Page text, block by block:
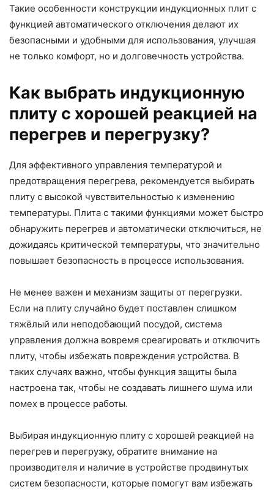
Такие особенности конструкции индукционных плит с
функцией автоматического отключения делают их
безопасными и удобными для использования, улучшая
не только комфорт, но и долговечность устройства.
Как выбрать индукционную
плиту с хорошей реакцией на
перегрев и перегрузку?
Для эффективного управления температурой и
предотвращения перегрева, рекомендуется выбирать
плиту с высокой чувствительностью к изменению
температуры. Плита с такими функциями может быстро
обнаружить перегрев и автоматически отключиться, не
дожидаясь критической температуры, что значительно
повышает безопасность в процессе использования.
Не менее важен и механизм защиты от перегрузки.
Если на плиту случайно будет поставлен слишком
тяжёлый или неподобающий посудой, система
управления должна вовремя среагировать и отключить
плиту, чтобы избежать повреждения устройства. В
таких случаях важно, чтобы функция защиты была
настроена так, чтобы не создавать лишнего шума или
помех в процессе работы.
Выбирая индукционную плиту с хорошей реакцией на
перегрев и перегрузку, обратите внимание на
производителя и наличие в устройстве продвинутых
систем безопасности, которые помогут вам избежать